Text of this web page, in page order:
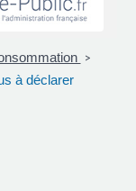
>
à déclarer